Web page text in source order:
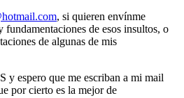
, si quieren envínme
fundamentaciones de esos insultos, o
de algunas de mis
espero que me escriban a mi mail
por cierto es la mejor de